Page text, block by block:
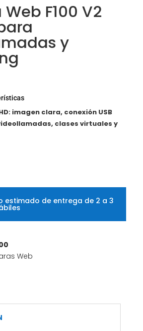
F100 V2
y
imagen clara, conexión USB
clases virtuales y
estimado de entrega de 2 a 3
Web